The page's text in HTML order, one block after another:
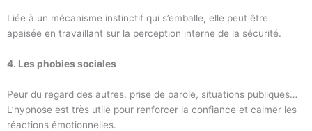
Liée à un mécanisme instinctif qui s’emballe, elle peut être
apaisée en travaillant sur la perception interne de la sécurité.
4. Les phobies sociales
Peur du regard des autres, prise de parole, situations publiques…
L’hypnose est très utile pour renforcer la confiance et calmer les
réactions émotionnelles.